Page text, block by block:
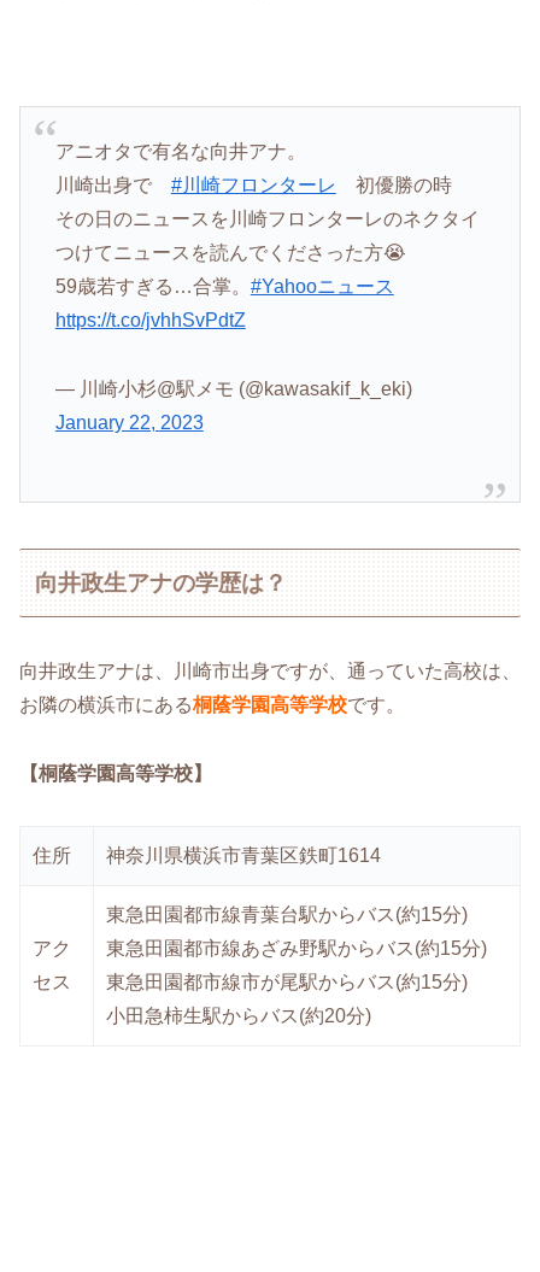
アニオタで有名な向井アナ。
川崎出身で #川崎フロンターレ
初優勝の時
その日のニュースを川崎フロンターレのネクタイ
つけてニュースを読んでくださった方😭
59歳若すぎる…合掌。 #Yahooニュース
https://t.co/jvhhSvPdtZ
— 川崎小杉@駅メモ (@kawasakif_k_eki)
January 22, 2023
向井政生アナの学歴は？
向井政生アナは、川崎市出身ですが、通っていた高校は、
お隣の横浜市にある桐蔭学園高等学校です。
【桐蔭学園高等学校】
住所 神奈川県横浜市青葉区鉄町1614
アク
セス
東急田園都市線青葉台駅からバス(約15分)
東急田園都市線あざみ野駅からバス(約15分)
東急田園都市線市が尾駅からバス(約15分)
小田急柿生駅からバス(約20分)